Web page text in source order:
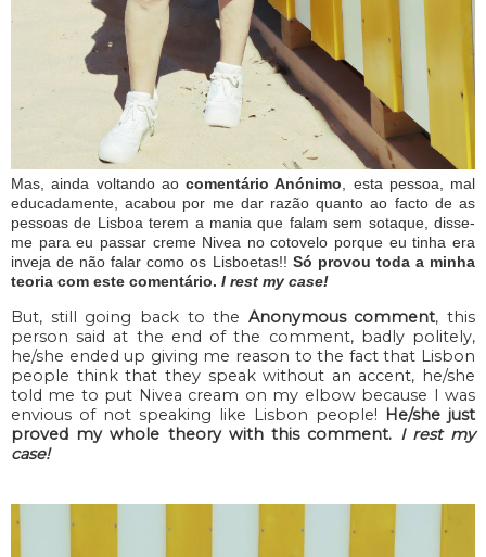
Mas, ainda voltando ao comentário Anónimo, esta pessoa, mal
educadamente, acabou por me dar razão quanto ao facto de as
pessoas de Lisboa terem a mania que falam sem sotaque, disse-
me para eu passar creme Nivea no cotovelo porque eu tinha era
inveja de não falar como os Lisboetas!! Só provou toda a minha
teoria com este comentário. I rest my case!
But, still going back to the Anonymous comment, this
person said at the end of the comment, badly politely,
he/she ended up giving me reason to the fact that Lisbon
people think that they speak without an accent, he/she
told me to put Nivea cream on my elbow because I was
envious of not speaking like Lisbon people! He/she just
proved my whole theory with this comment. I rest my
case!